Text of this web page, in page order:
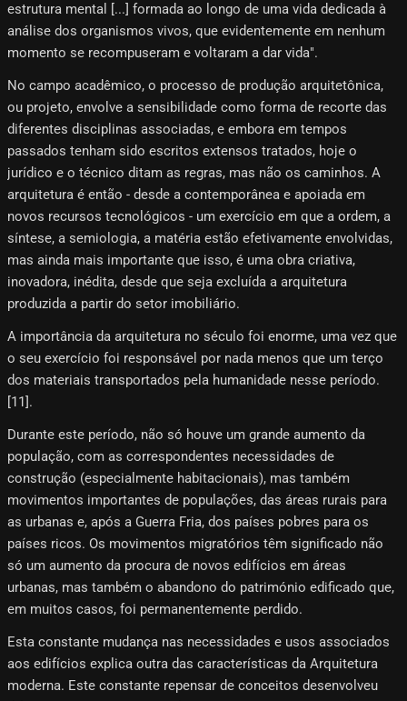
estrutura mental [...] formada ao longo de uma vida dedicada à
análise dos organismos vivos, que evidentemente em nenhum
momento se recompuseram e voltaram a dar vida".
No campo acadêmico, o processo de produção arquitetônica,
ou projeto, envolve a sensibilidade como forma de recorte das
diferentes disciplinas associadas, e embora em tempos
passados ​​tenham sido escritos extensos tratados, hoje o
jurídico e o técnico ditam as regras, mas não os caminhos. A
arquitetura é então - desde a contemporânea e apoiada em
novos recursos tecnológicos - um exercício em que a ordem, a
síntese, a semiologia, a matéria estão efetivamente envolvidas,
mas ainda mais importante que isso, é uma obra criativa,
inovadora, inédita, desde que seja excluída a arquitetura
produzida a partir do setor imobiliário.
A importância da arquitetura no século foi enorme, uma vez que
o seu exercício foi responsável por nada menos que um terço
dos materiais transportados pela humanidade nesse período.
[11]​.
Durante este período, não só houve um grande aumento da
população, com as correspondentes necessidades de
construção (especialmente habitacionais), mas também
movimentos importantes de populações, das áreas rurais para
as urbanas e, após a Guerra Fria, dos países pobres para os
países ricos. Os movimentos migratórios têm significado não
só um aumento da procura de novos edifícios em áreas
urbanas, mas também o abandono do património edificado que,
em muitos casos, foi permanentemente perdido.
Esta constante mudança nas necessidades e usos associados
aos edifícios explica outra das características da Arquitetura
moderna. Este constante repensar de conceitos desenvolveu